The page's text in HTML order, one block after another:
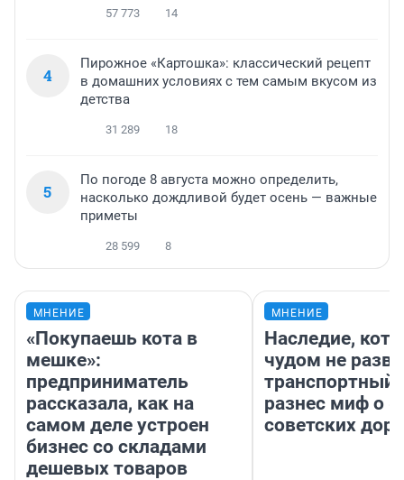
57 773 14
4
Пирожное «Картошка»: классический рецепт
в домашних условиях с тем самым вкусом из
детства
31 289 18
5
По погоде 8 августа можно определить,
насколько дождливой будет осень — важные
приметы
28 599 8
МНЕНИЕ
«Покупаешь кота в
мешке»:
предприниматель
рассказала, как на
самом деле устроен
бизнес со складами
дешевых товаров
МНЕНИЕ
Наследие,
чудом не
транспортный
разнес миф о
советских